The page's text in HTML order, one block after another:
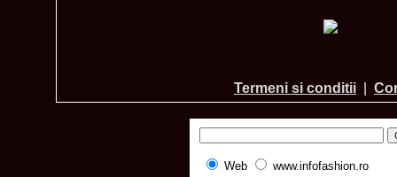
Termeni si conditii
Web www.infofashion.ro